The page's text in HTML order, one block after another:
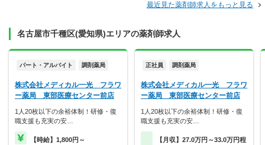
最近見た薬剤師求人をもっと見る
名古屋市千種区(愛知県)エリアの薬剤師求人
パート・アルバイト 調剤薬局
株式会社メディカル一光 フラワ
ー薬局 東部医療センター前店
1人20枚以下の余裕体制！研修・復
職支援も充実の安…
【時給】1,800円～
正社員 調剤薬局
株式会社メディカル一光 フラワ
ー薬局 東部医療センター前店
1人20枚以下の余裕体制！研修・復
職支援も充実の安…
【月収】27.0万円～33.0万円程